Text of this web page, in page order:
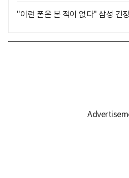
"이런 폰은 본 적이 없다" 삼성 긴